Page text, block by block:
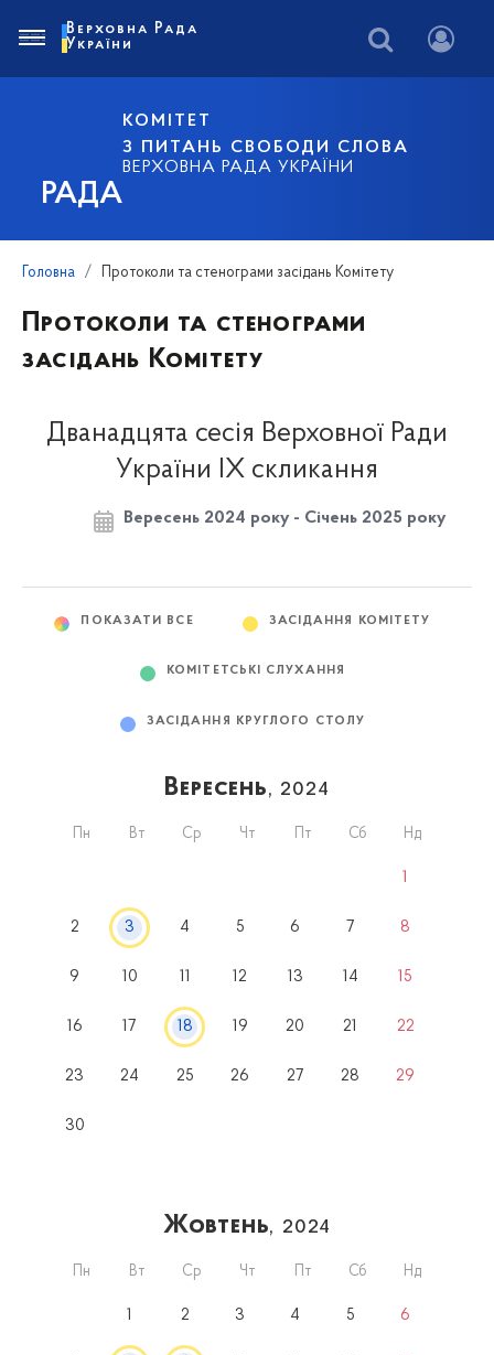
РАДА
КОМІТЕТ
З ПИТАНЬ СВОБОДИ СЛОВА
ВЕРХОВНА РАДА УКРАЇНИ
Верховна Рада
України
Головна Протоколи та стенограми засідань Комітету
Протоколи та стенограми
засідань Комітету
Дванадцята сесія Верховної Ради
України IX скликання
Вересень 2024 року - Січень 2025 року
ПОКАЗАТИ ВСЕ ЗАСІДАННЯ КОМІТЕТУ
КОМІТЕТСЬКІ СЛУХАННЯ
ЗАСІДАННЯ КРУГЛОГО СТОЛУ
Вересень, 2024
Пн Вт Ср Чт Пт Сб Нд
2 3 4 5 6 7 8
9 10 12 13 14 15
16 17 18 19 20 21 22
23 24 25 26 27 28 29
30
Жовтень, 2024
Пн Вт Ср Чт Пт Сб Нд
1 2 3 4 5 6